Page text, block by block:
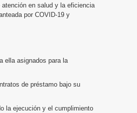
en salud y la eficiencia
por COVID-19 y
ella asignados para la
de préstamo bajo su
la ejecución y el cumplimiento